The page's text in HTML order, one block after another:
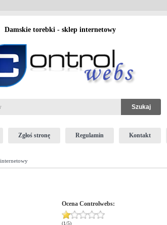
Damskie torebki - sklep internetowy
Zgłoś stronę Regulamin Kontakt
Ocena Controlwebs:
(1/5)